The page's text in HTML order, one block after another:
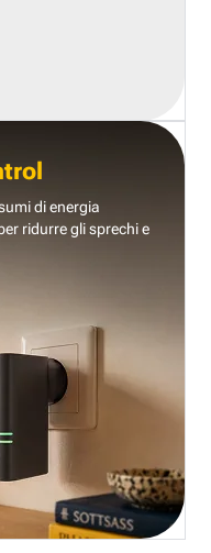
di energia
ridurre gli sprechi e